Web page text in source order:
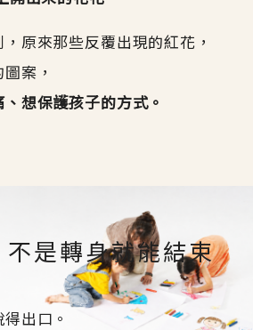
原來那些反覆出現的紅花，
案，
想保護孩子的方式。
不是轉身就能結束
出口。